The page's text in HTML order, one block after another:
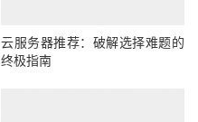
云服务器推荐：破解选择难题的
终极指南